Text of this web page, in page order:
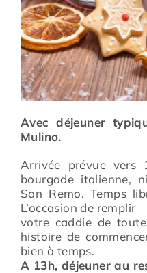
Avec déjeuner
Mulino.
Arrivée prévue
bourgade italienne,
San Remo. Temps
L’occasion de remplir
votre caddie de
histoire de
bien à temps.
A 13h, déjeuner au